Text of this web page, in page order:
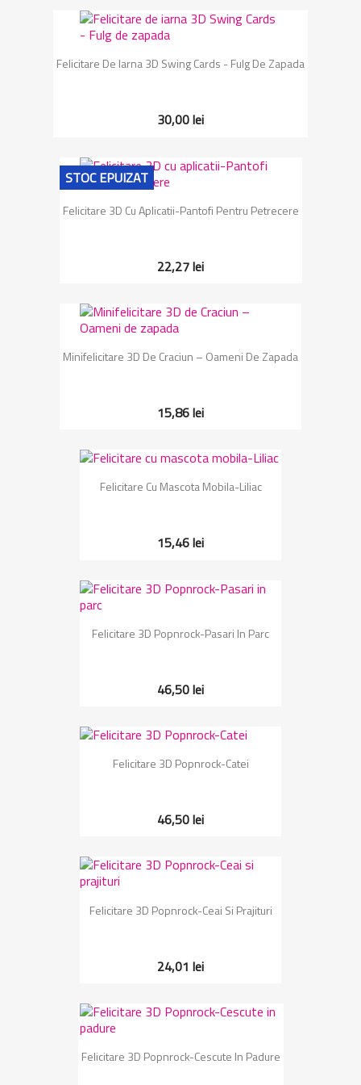
Felicitare De Iarna 3D Swing Cards - Fulg De Zapada
30,00 lei
Felicitare 3D Cu Aplicatii-Pantofi Pentru Petrecere
22,27 lei
STOC EPUIZAT
Minifelicitare 3D De Craciun – Oameni De Zapada
15,86 lei
Felicitare Cu Mascota Mobila-Liliac
15,46 lei
Felicitare 3D Popnrock-Pasari In Parc
46,50 lei
Felicitare 3D Popnrock-Catei
46,50 lei
Felicitare 3D Popnrock-Ceai Si Prajituri
24,01 lei
Felicitare 3D Popnrock-Cescute In Padure